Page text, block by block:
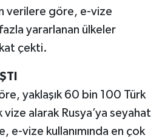
verilere göre, e-vize
yararlanan ülkeler
çekti.
yaklaşık 60 bin 100 Türk
alarak Rusya’ya seyahat
e-vize kullanımında en çok